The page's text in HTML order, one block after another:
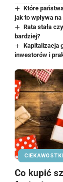
Które
jak to wpływa
Rata stała
bardziej?
Kapitalizacja
inwestorów i
CIEKAWOSTKI
Co kupić